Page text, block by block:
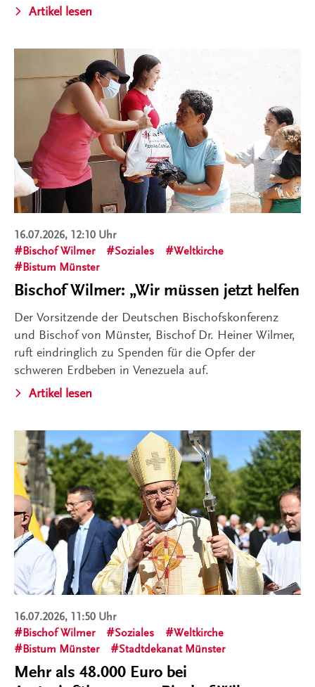
Artikel lesen
16.07.2026, 12:10 Uhr
Bischof Wilmer
Soziales
Weltkirche
Bistum Münster
Bischof Wilmer: „Wir müssen jetzt helfen
Der Vorsitzende der Deutschen Bischofskonferenz
und Bischof von Münster, Bischof Dr. Heiner Wilmer,
ruft eindringlich zu Spenden für die Opfer der
schweren Erdbeben in Venezuela auf.
Artikel lesen
16.07.2026, 11:50 Uhr
Bischof Wilmer
Soziales
Weltkirche
Bistum Münster
Stadtdekanat Münster
Mehr als 48.000 Euro bei